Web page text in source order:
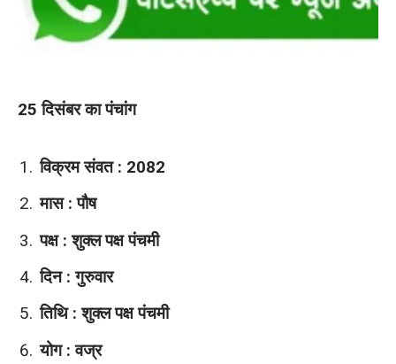
25 दिसंबर का पंचांग
विक्रम संवत : 2082
मास : पौष
पक्ष : शुक्ल पक्ष पंचमी
दिन : गुरुवार
तिथि : शुक्ल पक्ष पंचमी
योग : वज्र